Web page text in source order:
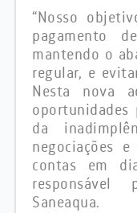
“Nosso
pagamento
mantendo o
regular, e
Nesta nova
oportunidades
da
negociações
contas em
Saneaqua.